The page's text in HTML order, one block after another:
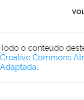
Todo o conteúdo
Creative Commons
Adaptada.